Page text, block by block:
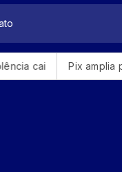
amplia participação